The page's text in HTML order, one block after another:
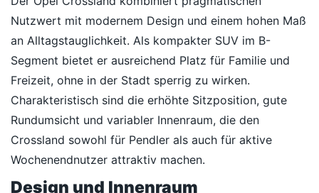
Nutzwert mit modernem Design und einem hohen Maß
an Alltagstauglichkeit. Als kompakter SUV im B-
Segment bietet er ausreichend Platz für Familie und
Freizeit, ohne in der Stadt sperrig zu wirken.
Charakteristisch sind die erhöhte Sitzposition, gute
Rundumsicht und variabler Innenraum, die den
Crossland sowohl für Pendler als auch für aktive
Wochenendnutzer attraktiv machen.
Design und Innenraum